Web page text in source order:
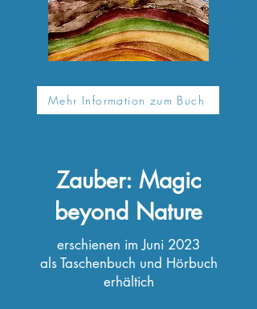
Mehr Information zum Buch
Zauber: Magic
beyond Nature
erschienen im Juni 2023
als Taschenbuch und Hörbuch
erhältich